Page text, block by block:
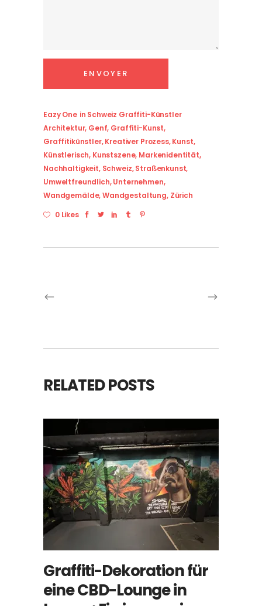
Eazy One in Schweiz Graffiti-Künstler
Architektur, Genf, Graffiti-Kunst,
Graffitikünstler,Kreativer Prozess,Kunst,
Künstlerisch, Kunstszene, Markenidentität,
Nachhaltigkeit, Schweiz,Straßenkunst,
Umweltfreundlich,Unternehmen,
Wandgemälde,Wandgestaltung, Zürich
0 Likes
RELATED POSTS
Graffiti-Dekoration für
eine CBD-Lounge in